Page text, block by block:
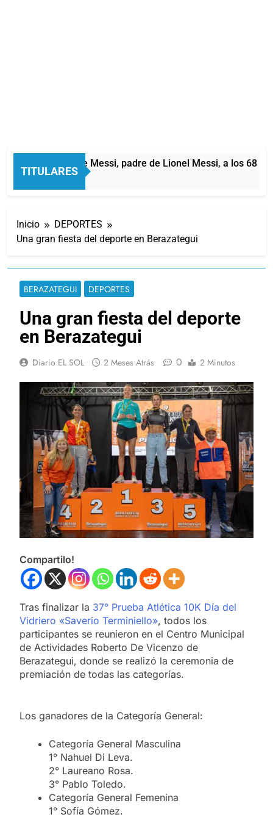
TITULARES
Murió Jorge Messi, padre de Lionel Messi, a los 68 años
3 Horas Atrás
Inicio
DEPORTES
Una gran fiesta del deporte en Berazategui
BERAZATEGUI DEPORTES
Una gran fiesta del deporte
en Berazategui
Diario EL SOL 2 Meses Atrás 0 2 Minutos
Compartilo!
Tras finalizar la 37° Prueba Atlética 10K Día del
Vidriero «Saverio Terminiello», todos los
participantes se reunieron en el Centro Municipal
de Actividades Roberto De Vicenzo de
Berazategui, donde se realizó la ceremonia de
premiación de todas las categorías.
Los ganadores de la Categoría General:
Categoría General Masculina
1° Nahuel Di Leva.
2° Laureano Rosa.
3° Pablo Toledo.
Categoría General Femenina
1° Sofía Gómez.